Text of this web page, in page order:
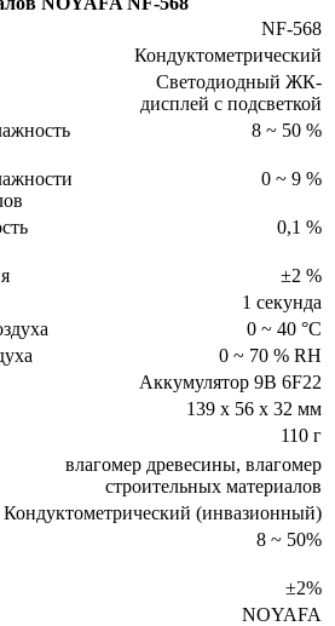
NF-568
Кондуктометрический
Светодиодный ЖК-
дисплей с подсветкой
8 ~ 50 %
0 ~ 9 %
0,1 %
±2 %
1 секунда
0 ~ 40 °C
0 ~ 70 % RH
Аккумулятор 9В 6F22
139 х 56 х 32 мм
110 г
влагомер древесины, влагомер
строительных материалов
Кондуктометрический (инвазионный)
8 ~ 50%
±2%
NOYAFA